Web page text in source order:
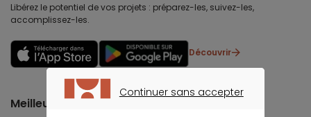
Libérez le potentiel de vos projets : préparez-les, suivez-les,
accomplissez-les.
Découvrir
Meilleurtaux Placement
Continuer sans accepter